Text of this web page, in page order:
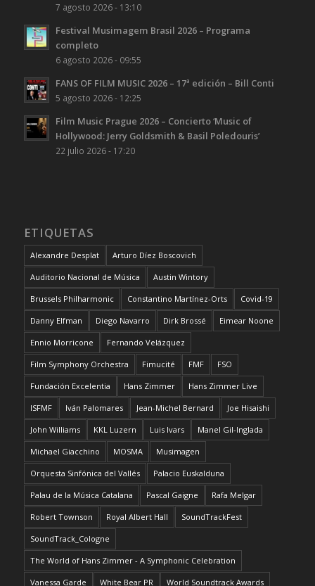
7 agosto 2026 - 13:10
Festival Musimagem Brasil 2026 – Programa
completo
6 agosto 2026 - 09:55
FANS OF FILM MUSIC 2026 – 17ª edición – Bill Conti
5 agosto 2026 - 12:25
Film Music Prague 2026 – Concierto ‘Music of
Hollywood: Jerry Goldsmith & Basil Poledouris’
22 julio 2026 - 17:20
ETIQUETAS
Alexandre Desplat Arturo Díez Boscovich
Auditorio Nacional de Música Austin Wintory
Brussels Philharmonic Constantino Martínez-Orts Covid-19
Danny Elfman Diego Navarro Dirk Brossé Eimear Noone
Ennio Morricone Fernando Velázquez
Film Symphony Orchestra Fimucité FMF FSO
Fundación Excelentia Hans Zimmer Hans Zimmer Live
ISFMF Iván Palomares Jean-Michel Bernard Joe Hisaishi
John Williams KKL Luzern Luis Ivars Manel Gil-Inglada
Michael Giacchino MOSMA Musimagen
Orquesta Sinfónica del Vallés Palacio Euskalduna
Palau de la Música Catalana Pascal Gaigne Rafa Melgar
Robert Townson Royal Albert Hall SoundTrackFest
SoundTrack_Cologne
The World of Hans Zimmer - A Symphonic Celebration
Vanessa Garde White Bear PR World Soundtrack Awards